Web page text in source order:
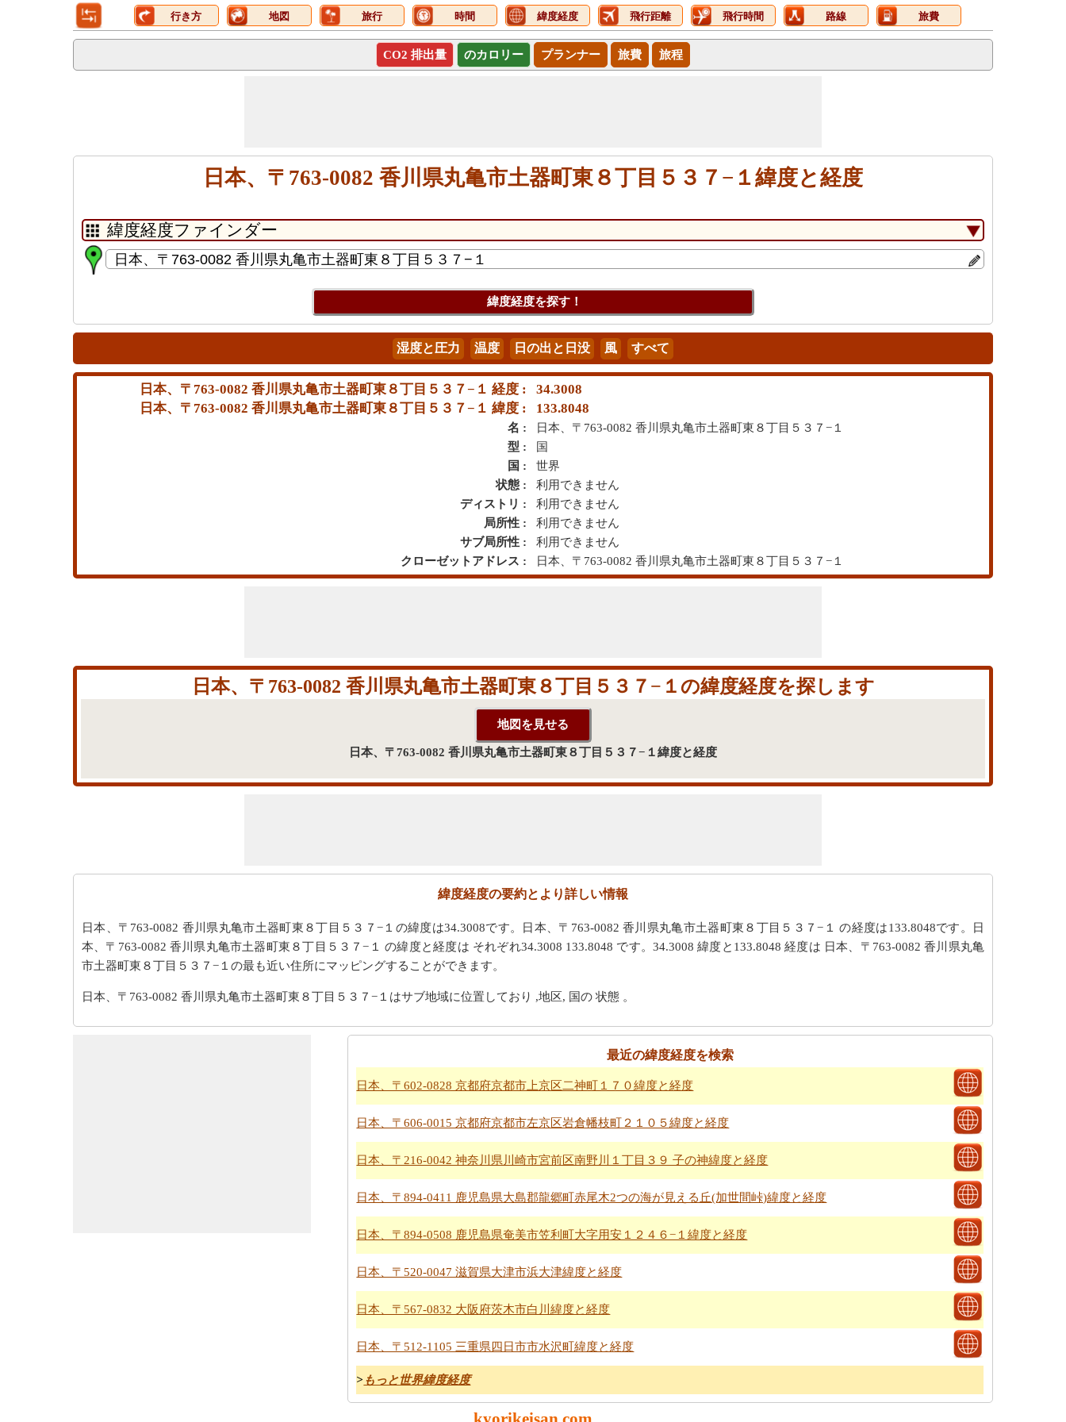
行き方 地図 旅行 時間 緯度経度 飛行距離 飛行時間 路線 旅費
CO2 排出量 のカロリー プランナー 旅費 旅程
日本、〒763-0082 香川県丸亀市土器町東８丁目５３７−１緯度と経度
日本、〒763-0082 香川県丸亀市土器町東８丁目５３７−１ 経度 :
34.3008
日本、〒763-0082 香川県丸亀市土器町東８丁目５３７−１ 緯度 :
133.8048
名 :
日本、〒763-0082 香川県丸亀市土器町東８丁目５３７−１
型 :
国
国 :
世界
状態 :
利用できません
ディストリ :
利用できません
局所性 :
利用できません
サブ局所性 :
利用できません
クローゼットアドレス :
日本、〒763-0082 香川県丸亀市土器町東８丁目５３７−１
日本、〒763-0082 香川県丸亀市土器町東８丁目５３７−１の緯度経度を探します
日本、〒763-0082 香川県丸亀市土器町東８丁目５３７−１緯度と経度
緯度経度の要約とより詳しい情報
日本、〒763-0082 香川県丸亀市土器町東８丁目５３７−１の緯度は34.3008です。日本、〒763-0082 香川県丸亀市土器町東８丁目５３７−１ の経度は133.8048です。日
本、〒763-0082 香川県丸亀市土器町東８丁目５３７−１ の緯度と経度は それぞれ34.3008 133.8048 です。34.3008 緯度と133.8048 経度は 日本、〒763-0082 香川県丸亀
市土器町東８丁目５３７−１の最も近い住所にマッピングすることができます。
日本、〒763-0082 香川県丸亀市土器町東８丁目５３７−１はサブ地域に位置しており ,地区, 国の 状態 。
最近の緯度経度を検索
日本、〒602-0828 京都府京都市上京区二神町１７０緯度と経度
日本、〒606-0015 京都府京都市左京区岩倉幡枝町２１０５緯度と経度
日本、〒216-0042 神奈川県川崎市宮前区南野川１丁目３９ 子の神緯度と経度
日本、〒894-0411 鹿児島県大島郡龍郷町赤尾木2つの海が見える丘(加世間峠)緯度と経度
日本、〒894-0508 鹿児島県奄美市笠利町大字用安１２４６−１緯度と経度
日本、〒520-0047 滋賀県大津市浜大津緯度と経度
日本、〒567-0832 大阪府茨木市白川緯度と経度
日本、〒512-1105 三重県四日市市水沢町緯度と経度
> もっと世界緯度経度